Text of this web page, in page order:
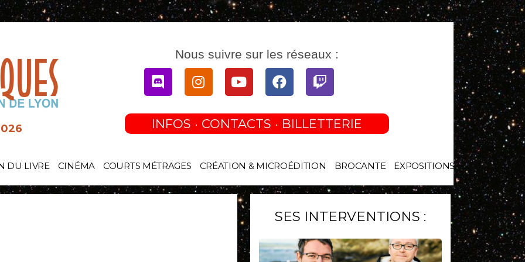
Nous suivre sur les réseaux :
DiscordInstagramYoutubeFacebookTwitch
INFOS · CONTACTS · BILLETTERIE
DU LIVRE CINÉMA COURTS MÉTRAGES CRÉATION & MICROÉDITION BROCANTE EXPOSITIONS
SES INTERVENTIONS :